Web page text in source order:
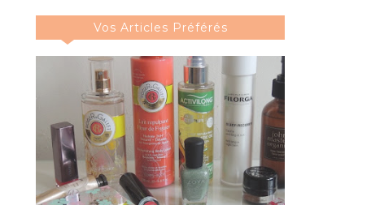
Vos Articles Préférés